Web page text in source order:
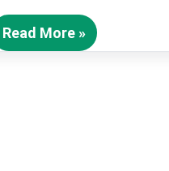
Read More »